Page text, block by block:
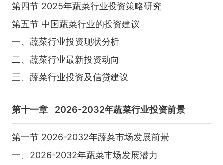
第四节 2025年蔬菜行业投资策略研究
第五节 中国蔬菜行业的投资建议
一、蔬菜行业投资现状分析
二、蔬菜行业最新投资动向
三、蔬菜行业投资及信贷建议
第十一章 2026-2032年蔬菜行业投资前景
第一节 2026-2032年蔬菜市场发展前景
一、2026-2032年蔬菜市场发展潜力